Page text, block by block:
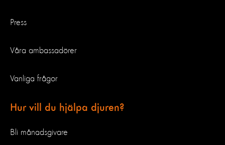
Press
Våra ambassadörer
Vanliga frågor
Hur vill du hjälpa djuren?
Bli månadsgivare